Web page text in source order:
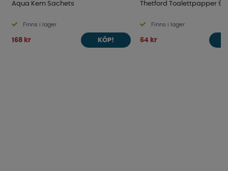
Aqua Kem Sachets
Finns i lager
168 kr KÖP!
Thetford Toalettpapper 6-
Finns i lager
64 kr